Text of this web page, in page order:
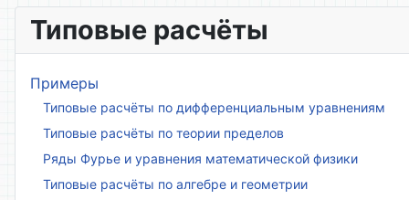
Типовые расчёты
Примеры
Типовые расчёты по дифференциальным уравнениям
Типовые расчёты по теории пределов
Ряды Фурье и уравнения математической физики
Типовые расчёты по алгебре и геометрии